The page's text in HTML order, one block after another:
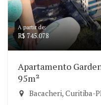
A partir de:
R$ 745.078
Apartamento
95m²
Bacacheri, Curitiba-